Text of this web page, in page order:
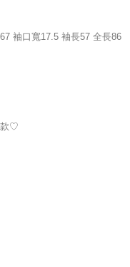
袖口寬17.5 袖長57 全長86
♡